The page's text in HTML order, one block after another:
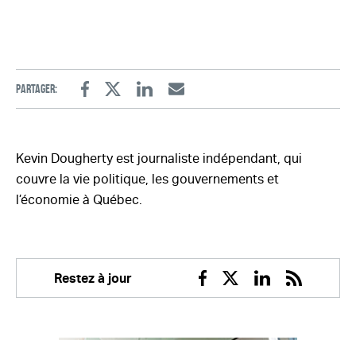
Partager:
FacebookTwitterLinkedinEmail
Kevin Dougherty est journaliste indépendant, qui
couvre la vie politique, les gouvernements et
l’économie à Québec.
Restez à jour
Facebook
TwitterLinkedin
RSS